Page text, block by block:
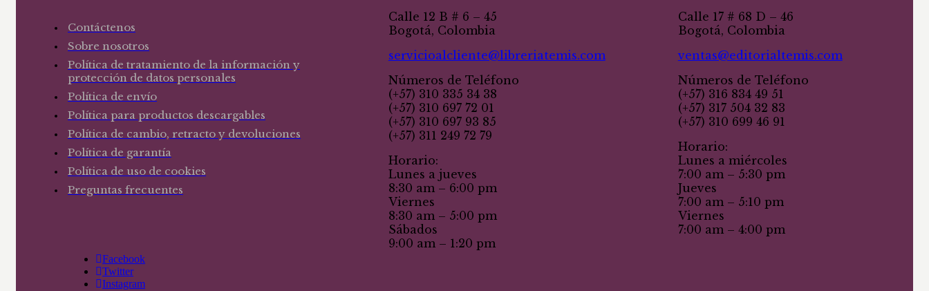
Contáctenos
Sobre nosotros
Política de tratamiento de la información y
protección de datos personales
Política de envío
Política para productos descargables
Política de cambio, retracto y devoluciones
Política de garantía
Política de uso de cookies
Preguntas frecuentes
Facebook
Twitter
Instagram
Calle 12 B # 6 – 45
Bogotá, Colombia
servicioalcliente@libreriatemis.com
Números de Teléfono
(+57) 310 335 34 38
(+57) 310 697 72 01
(+57) 310 697 93 85
(+57) 311 249 72 79
Horario:
Lunes a jueves
8:30 am – 6:00 pm
Viernes
8:30 am – 5:00 pm
Sábados
9:00 am – 1:20 pm
Calle 17 # 68 D – 46
Bogotá, Colombia
ventas@editorialtemis.com
Números de Teléfono
(+57) 316 834 49 51
(+57) 317 504 32 83
(+57) 310 699 46 91
Horario:
Lunes a miércoles
7:00 am – 5:30 pm
Jueves
7:00 am – 5:10 pm
Viernes
7:00 am – 4:00 pm